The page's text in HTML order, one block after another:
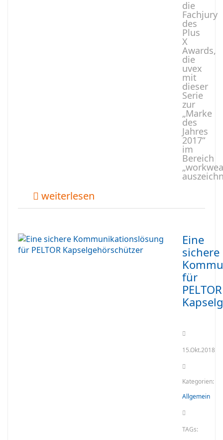
die
Fachjury
des
Plus
X
Awards,
die
uvex
mit
dieser
Serie
zur
„Marke
des
Jahres
2017“
im
Bereich
weiterlesen
Eine
sichere
für
PELTOR
15.Okt.2018
Kategorien:
Allgemein
TAGs: